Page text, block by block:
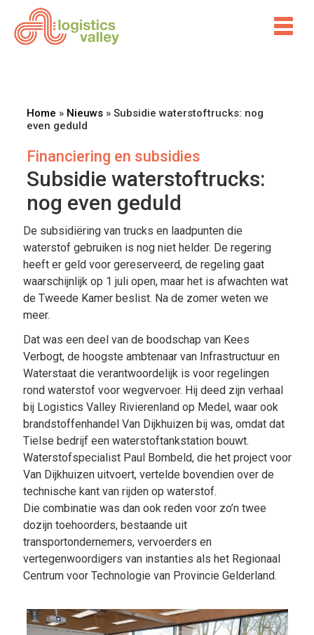
Home » Nieuws» Subsidie waterstoftrucks: nog
even geduld
Financiering en subsidies
Subsidie waterstoftrucks:
nog even geduld
De subsidiëring van trucks en laadpunten die
waterstof gebruiken is nog niet helder. De regering
heeft er geld voor gereserveerd, de regeling gaat
waarschijnlijk op 1 juli open, maar het is afwachten wat
de Tweede Kamer beslist. Na de zomer weten we
meer.
Dat was een deel van de boodschap van Kees
Verbogt, de hoogste ambtenaar van Infrastructuur en
Waterstaat die verantwoordelijk is voor regelingen
rond waterstof voor wegvervoer. Hij deed zijn verhaal
bij Logistics Valley Rivierenland op Medel, waar ook
brandstoffenhandel Van Dijkhuizen bij was, omdat dat
Tielse bedrijf een waterstoftankstation bouwt.
Waterstofspecialist Paul Bombeld, die het project voor
Van Dijkhuizen uitvoert, vertelde bovendien over de
technische kant van rijden op waterstof.
Die combinatie was dan ook reden voor zo’n twee
dozijn toehoorders, bestaande uit
transportondernemers, vervoerders en
vertegenwoordigers van instanties als het Regionaal
Centrum voor Technologie van Provincie Gelderland.